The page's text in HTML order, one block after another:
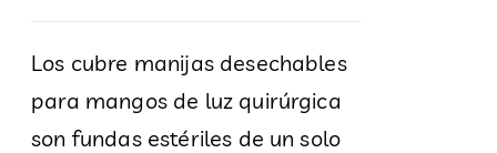
Los cubre manijas desechables
para mangos de luz quirúrgica
son fundas estériles de un solo